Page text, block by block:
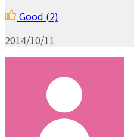
Good (2)
2014/10/11